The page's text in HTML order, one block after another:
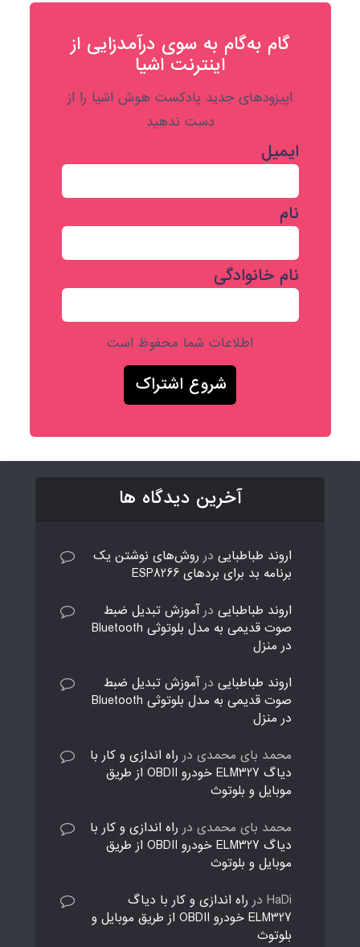
گام به‌گام به‌ سوی درآمدزایی از
اینترنت اشیا
اپیزودهای جدید پادکست هوش اشیا را از
دست ندهید
ایمیل
نام
نام خانوادگی
اطلاعات شما محفوظ است
آخرین دیدگاه ها
اروند طباطبایی در روش‌های نوشتن یک
برنامه بد برای بردهای ESP8266
اروند طباطبایی در آموزش تبدیل ضبط
صوت قدیمی به مدل بلوتوثی Bluetooth
در منزل
اروند طباطبایی در آموزش تبدیل ضبط
صوت قدیمی به مدل بلوتوثی Bluetooth
در منزل
محمد بای محمدی در راه اندازی و کار با
دیاگ ELM327 خودرو OBDII از طریق
موبایل و بلوتوث
محمد بای محمدی در راه اندازی و کار با
دیاگ ELM327 خودرو OBDII از طریق
موبایل و بلوتوث
HaDi در راه اندازی و کار با دیاگ
ELM327 خودرو OBDII از طریق موبایل و
بلوتوث